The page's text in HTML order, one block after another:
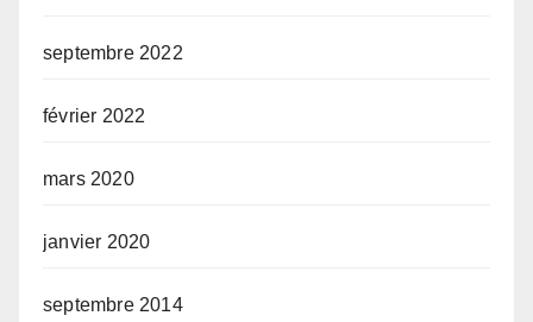
septembre 2022
février 2022
mars 2020
janvier 2020
septembre 2014